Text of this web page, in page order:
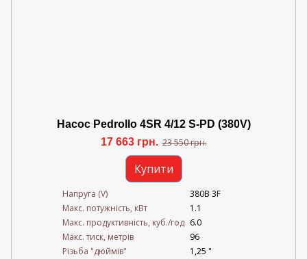
Насос Pedrollo 4SR 4/12 S-PD (380V)
17 663 грн. 23 550 грн.
Купити
Напруга (V)
380В 3F
Mакс. потужність, кВт
1.1
Mакс. продуктивність, куб./год 6.0
Maкс. тиск, метрів
96
Різьба "дюймів"
1,25 "